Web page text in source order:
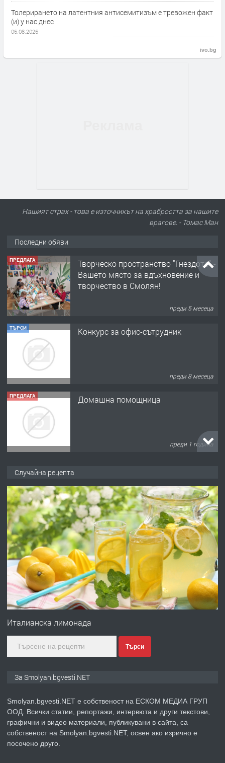
Толерирането на латентния антисемитизъм е тревожен факт
(и) у нас днес
06.08.2026
ivo.bg
Нашият страх - това е източникът на храбростта за нашите
врагове. - Томас Ман
Последни обяви
ПРЕДЛАГА
Творческо пространство "Гнездото" -
Вашето място за вдъхновение и
творчество в Смолян!
преди 5 месеца
ТЪРСИ Конкурс за офис-сътрудник
преди 8 месеца
ПРЕДЛАГА Домашна помощница
преди 1 година
преди 2 години
ПРЕДЛАГА
УДЪЛЖАВАНЕ НА ЧОВЕШКИЯТ
ЖИВОТ И ПОДОБРЯВАНЕ НА
НЕГОВОТО КАЧЕСТВО
преди 2 години
ПРЕДЛАГА Имот в Северна Гърция, до Кавала
преди 2 години
ПРЕДЛАГА КЪЩА В МАРОНЯ
Случайна рецепта
Италианска лимонада
Търси
За Smolyan.bgvesti.NET
Smolyan.bgvesti.NET е собственост на ЕСКОМ МЕДИА ГРУП
ООД. Всички статии, репортажи, интервюта и други текстови,
графични и видео материали, публикувани в сайта, са
собственост на Smolyan.bgvesti.NET, освен ако изрично е
посочено друго.